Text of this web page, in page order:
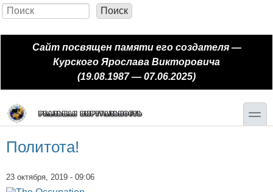
Перейти к основному содержанию
Skip to search
Форма поиска
Поиск
Сайт посвящен памяти его создателя —
Курского Ярослава Викторовича
(19.08.1987 — 07.06.2025)
toggle
Политота!
23 октября, 2019 - 09:06